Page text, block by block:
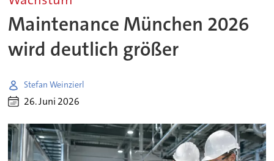
Maintenance München 2026
wird deutlich größer
Stefan Weinzierl
26. Juni 2026